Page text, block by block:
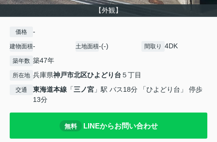
【外観】
価格 -
建物面積- 土地面積-(-) 間取り 4DK
築年数 築47年
所在地 兵庫県神戸市北区ひよどり台 ５丁目
交通 東海道本線 「三ノ宮 」駅 バス18分 「ひよどり台」 停歩
13分
無料 LINEからお問い合わせ